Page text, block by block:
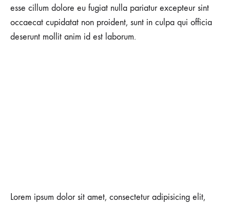
esse cillum dolore eu fugiat nulla pariatur excepteur sint
occaecat cupidatat non proident, sunt in culpa qui officia
deserunt mollit anim id est laborum.
Lorem ipsum dolor sit amet, consectetur adipisicing elit,